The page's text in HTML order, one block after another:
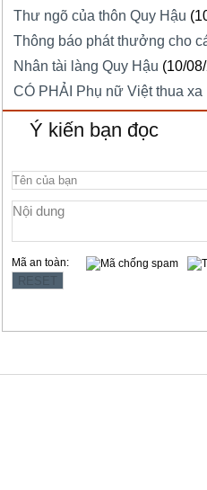
Thư ngõ của thôn Quy Hậu
Thông báo phát thưởng cho
Nhân tài làng Quy Hậu (10/
CÓ PHẢI Phụ nữ Việt thua
Ý kiến bạn đọc
Mã an toàn: